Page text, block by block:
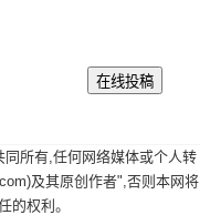
所有,任何网络媒体或个人转
及其原创作者",否则本网将
的权利。